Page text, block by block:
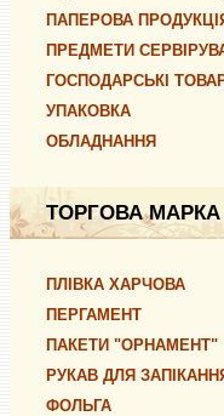
ПАПЕРОВА
ПРЕДМЕТИ
ГОСПОДАРСЬКІ
УПАКОВКА
ОБЛАДНАННЯ
ТОРГОВА МАРКА
ПЛІВКА ХАРЧОВА
ПЕРГАМЕНТ
ПАКЕТИ "ОРНАМЕНТ"
РУКАВ ДЛЯ
ФОЛЬГА